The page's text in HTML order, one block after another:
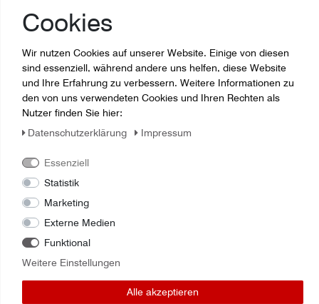
Zuletzt angesehene Artikel:
Cookies
Wir nutzen Cookies auf unserer Website. Einige von diesen
sind essenziell, während andere uns helfen, diese Website
und Ihre Erfahrung zu verbessern. Weitere Informationen zu
den von uns verwendeten Cookies und Ihren Rechten als
Nutzer finden Sie hier:
Daten­schutz­erklärung
Impressum
Essenziell
Statistik
Marketing
Externe Medien
Funktional
Weitere Einstellungen
Alle akzeptieren